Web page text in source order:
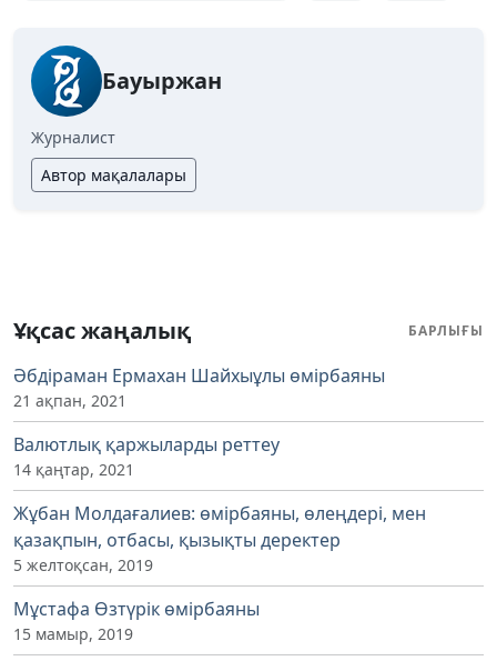
Бауыржан
Журналист
Автор мақалалары
Ұқсас жаңалық БАРЛЫҒЫ
Әбдіраман Ермахан Шайхыұлы өмірбаяны
21 ақпан, 2021
Валютлық қаржыларды реттеу
14 қаңтар, 2021
Жұбан Молдағалиев: өмірбаяны, өлеңдері, мен
қазақпын, отбасы, қызықты деректер
5 желтоқсан, 2019
Мұстафа Өзтүрік өмірбаяны
15 мамыр, 2019